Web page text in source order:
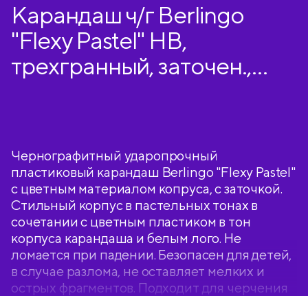
Карандаш ч/г Berlingo
"Flexy Pastel" HB,
трехгранный, заточен.,
Чернографитный ударопрочный
пластиковый карандаш Berlingo "Flexy Pastel"
с цветным материалом копруса, с заточкой.
Стильный корпус в пастельных тонах в
сочетании с цветным пластиком в тон
корпуса карандаша и белым лого. Не
ломается при падении. Безопасен для детей,
в случае разлома, не оставляет мелких и
острых фрагментов. Подходит для черчения